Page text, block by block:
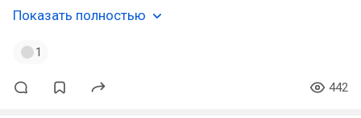
Показать полностью
1
442